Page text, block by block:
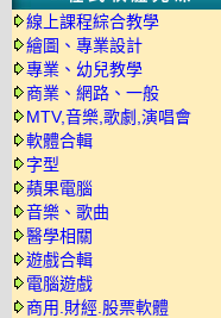
線上課程綜合教學
繪圖、專業設計
專業、幼兒教學
商業、網路、一般
MTV,音樂,歌劇,演唱會
軟體合輯
字型
蘋果電腦
音樂、歌曲
醫學相關
遊戲合輯
電腦遊戲
商用.財經.股票軟體